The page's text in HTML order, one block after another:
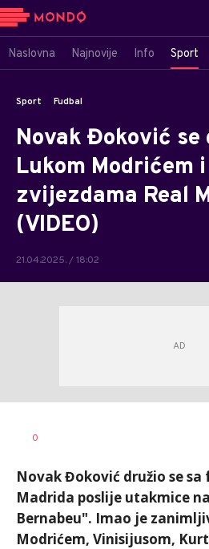
Naslovna Najnovije Info Sport
Sport Fudbal
Novak Đoković se
Lukom Modrićem
zvijezdama Real
(VIDEO)
21.04.2025. / 18:02
AUTOR
0
Novak Đoković družio se
Madrida poslije utakmice
Bernabeu". Imao je
Modrićem, Vinisijusom,